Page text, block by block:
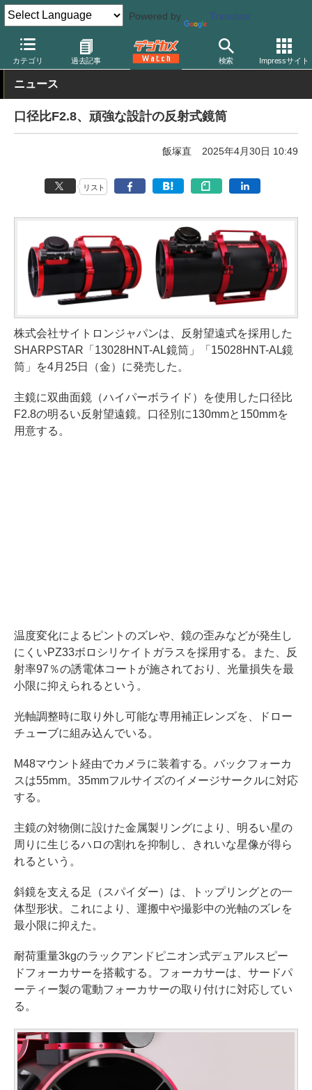
Powered by Translate
カテゴリ 過去記事 検索 Impressサイト
デジカメ Watch 撮影用品 双眼鏡/望遠鏡
ニュース
口径比F2.8、頑強な設計の反射式鏡筒
飯塚直 2025年4月30日 10:49
リスト
株式会社サイトロンジャパンは、反射望遠式を採用した
SHARPSTAR「13028HNT-AL鏡筒」「15028HNT-AL鏡
筒」を4月25日（金）に発売した。
主鏡に双曲面鏡（ハイパーボライド）を使用した口径比
F2.8の明るい反射望遠鏡。口径別に130mmと150mmを
用意する。
温度変化によるピントのズレや、鏡の歪みなどが発生し
にくいPZ33ボロシリケイトガラスを採用する。また、反
射率97％の誘電体コートが施されており、光量損失を最
小限に抑えられるという。
光軸調整時に取り外し可能な専用補正レンズを、ドロー
チューブに組み込んでいる。
M48マウント経由でカメラに装着する。バックフォーカ
スは55mm。35mmフルサイズのイメージサークルに対応
する。
主鏡の対物側に設けた金属製リングにより、明るい星の
周りに生じるハロの割れを抑制し、きれいな星像が得ら
れるという。
斜鏡を支える足（スパイダー）は、トップリングとの一
体型形状。これにより、運搬中や撮影中の光軸のズレを
最小限に抑えた。
耐荷重量3kgのラックアンドピニオン式デュアルスピー
ドフォーカサーを搭載する。フォーカサーは、サードパ
ーティー製の電動フォーカサーの取り付けに対応してい
る。